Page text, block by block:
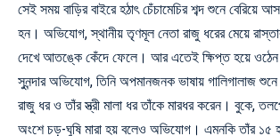
সেই সময় বাড়ির বাইরে হঠাৎ চেঁচামেচির শব্দ শুনে বেরিয়ে
হন। অভিযোগ, স্থানীয় তৃণমূল নেতা রাজু ধরের মেয়ে
দেখে আতঙ্কে কেঁদে ফেলে। আর এতেই ক্ষিপ্ত হয়ে ওঠেন
সুনন্দার অভিযোগ, তিনি অপমানজনক ভাষায় গালিগালাজ
রাজু ধর ও তাঁর স্ত্রী মালা ধর তাঁকে মারধর করেন। বুকে,
অংশে চড়-ঘুষি মারা হয় বলেও অভিযোগ। এমনকি তাঁর ১৫